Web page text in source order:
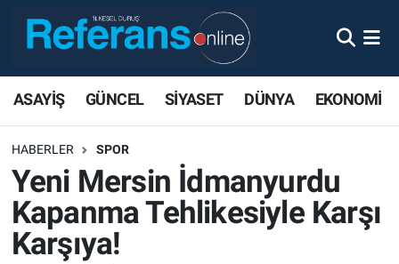
ASAYİŞ GÜNCEL SİYASET DÜNYA EKONOMİ
HABERLER SPOR
Yeni Mersin İdmanyurdu
Kapanma Tehlikesiyle Karşı
Karşıya!